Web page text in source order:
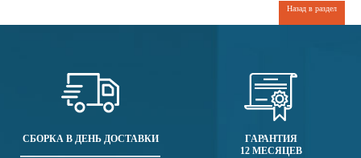
Назад в раздел
СБОРКА В ДЕНЬ ДОСТАВКИ
ГАРАНТИЯ
12 МЕСЯЦЕВ